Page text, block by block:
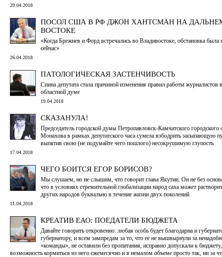
29.04.2018
ПОСОЛ США В РФ ДЖОН ХАНТСМАН НА
ВОСТОКЕ
«Когда Брежнев и Форд встречались во Владивостоке, обстановка была
сейчас»
26.04.2018
ПАТОЛОГИЧЕСКАЯ ЗАСТЕНЧИВОСТЬ
Спина депутата стала причиной изменения правил работы журналистов
областной думе
19.04.2018
СКАЗАНУЛА!
Председатель городской думы Петропавловск-Камчатского городского
Монахова в рамках депутатского часа сумела взбодрить засыпающую
выпятив свою (не подумайте чего пошлого) несокрушимую глупость
17.04.2018
ЧЕГО БОИТСЯ ЕГОР БОРИСОВ?
Мы слушаем, но не слышим, что говорит глава Якутии. Он не без
что в условиях стремительной глобализации народ саха может
других народов буквально в течение жизни двух поколений
11.04.2018
КРЕАТИВ ЕАО: ПОЕДАТЕЛИ БЮДЖЕТА
Давайте говорить откровенно: любая особь будет благодарна и
губернатору, и всем зампредам за то, что ее не вышвырнули за
«команды», не оставили без пропитания, исправно допускали к
возможность кормиться из него ежемесячно и в немалом объеме просто так, ни за